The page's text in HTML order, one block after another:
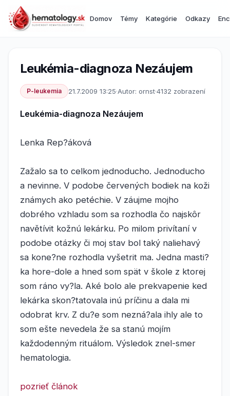
Domov Témy Kategórie Odkazy
Leukémia-diagnoza Nezáujem
P-leukemia 21.7.2009 13:25·Autor: ornst·4132 zobrazení
Leukémia-diagnoza Nezáujem
Lenka Rep?áková
Zažalo sa to celkom jednoducho. Jednoducho
a nevinne. V podobe červených bodiek na koži
známych ako petéchie. V záujme mojho
dobrého vzhladu som sa rozhodla čo najskôr
navětívit kožnú lekárku. Po milom privítaní v
podobe otázky či moj stav bol taký naliehavý
sa kone?ne rozhodla vyšetrit ma. Jedna masti?
ka hore-dole a hned som spät v škole z ktorej
som ráno vy?la. Aké bolo ale prekvapenie ked
lekárka skon?tatovala inú príčinu a dala mi
odobrat krv. Z du?e som nezná?ala ihly ale to
som ešte nevedela že sa stanú mojím
každodenným rituálom. Výsledok znel-smer
hematologia.
pozrieť článok